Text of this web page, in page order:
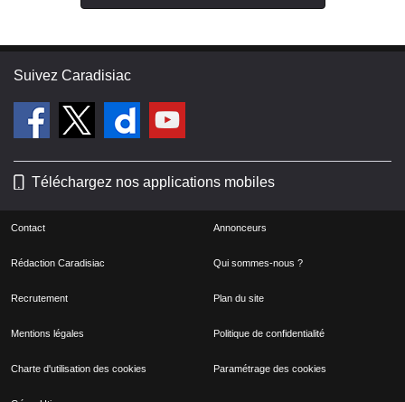
Suivez Caradisiac
Téléchargez nos applications mobiles
Contact Annonceurs
Rédaction Caradisiac Qui sommes-nous ?
Recrutement Plan du site
Mentions légales Politique de confidentialité
Charte d'utilisation des cookies Paramétrage des cookies